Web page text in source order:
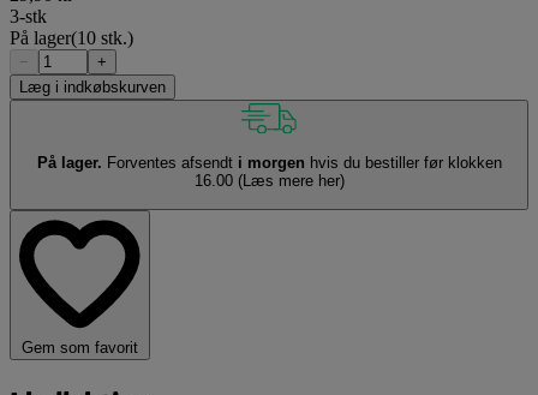
3-stk
På lager(10 stk.)
−
+
Læg i indkøbskurven
På lager. Forventes afsendt i morgen hvis du bestiller før klokken
16.00 (Læs mere her)
Gem som favorit